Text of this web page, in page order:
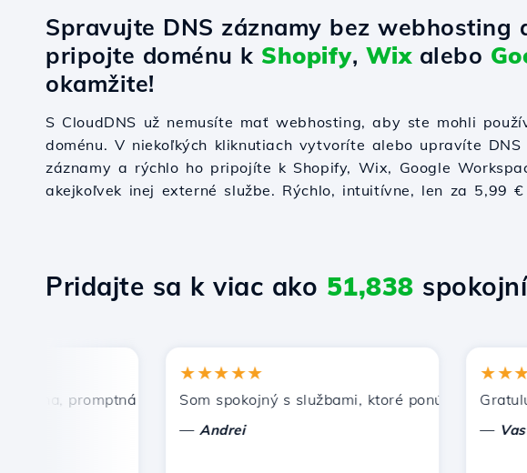
Spravujte DNS záznamy bez webhosting
pripojte doménu k Shopify, Wixalebo
okamžite!
S CloudDNS už nemusíte mať webhosting, aby ste mohli
doménu. V niekoľkých kliknutiach vytvoríte alebo upravíte DNS
záznamy a rýchlo ho pripojíte k Shopify, Wix, Google
akejkoľvek inej externé službe. Rýchlo, intuitívne, len za 5,99 €
Pridajte sa k viac ako 51,838
promptná a efektívna technická podpora.
★★★★★
Som spokojný s službami, ktoré ponúka Hostico.
Andrei
★★★★★
Vasiliu